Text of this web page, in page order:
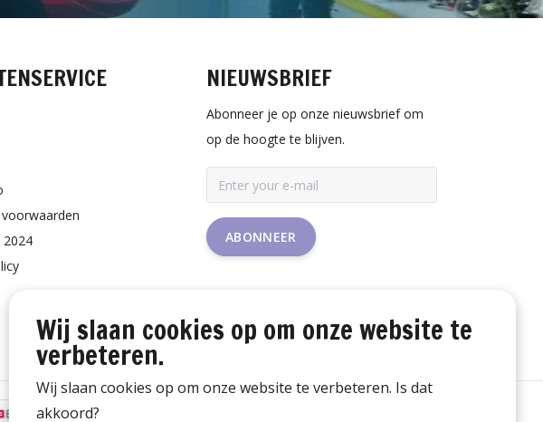
2024
NIEUWSBRIEF
Abonneer je op onze nieuwsbrief om
op de hoogte te blijven.
ABONNEER
Wij slaan cookies op om onze website te
verbeteren.
Wij slaan cookies op om onze website te verbeteren. Is dat
akkoord?